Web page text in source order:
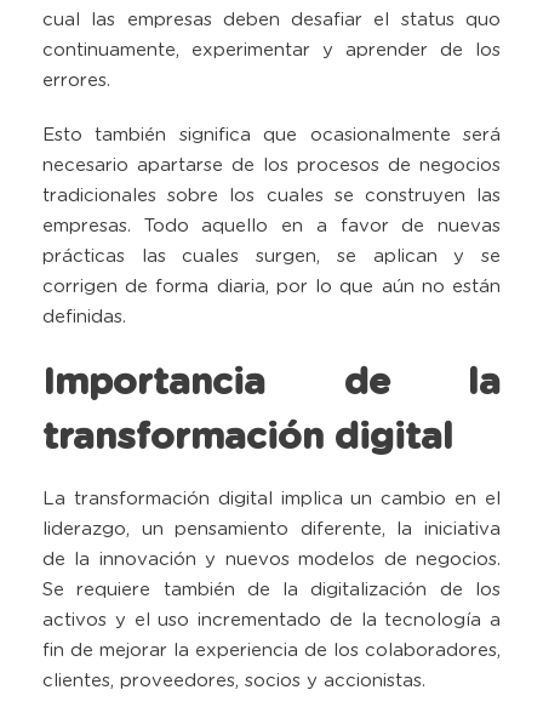
cual las empresas deben desafiar el status quo
continuamente, experimentar y aprender de los
errores.
Esto también significa que ocasionalmente será
necesario apartarse de los procesos de negocios
tradicionales sobre los cuales se construyen las
empresas. Todo aquello en a favor de nuevas
prácticas las cuales surgen, se aplican y se
corrigen de forma diaria, por lo que aún no están
definidas.
Importancia de la
transformación digital
La transformación digital implica un cambio en el
liderazgo, un pensamiento diferente, la iniciativa
de la innovación y nuevos modelos de negocios.
Se requiere también de la digitalización de los
activos y el uso incrementado de la tecnología a
fin de mejorar la experiencia de los colaboradores,
clientes, proveedores, socios y accionistas.